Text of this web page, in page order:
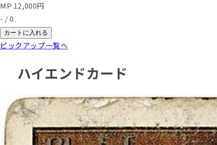
MP 12,000円
- / 0
カートに入れる
ピックアップ一覧へ
ハイエンドカード